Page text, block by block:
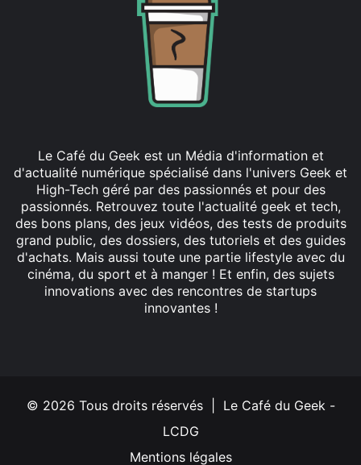
Le Café du Geek est un Média d'information et
d'actualité numérique spécialisé dans l'univers Geek et
High-Tech géré par des passionnés et pour des
passionnés. Retrouvez toute l'actualité geek et tech,
des bons plans, des jeux vidéos, des tests de produits
grand public, des dossiers, des tutoriels et des guides
d'achats. Mais aussi toute une partie lifestyle avec du
cinéma, du sport et à manger ! Et enfin, des sujets
innovations avec des rencontres de startups
innovantes !
© 2026 Tous droits réservés | Le Café du Geek -
LCDG
Mentions légales